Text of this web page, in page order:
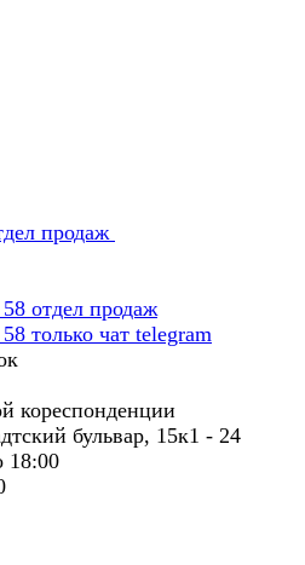
продаж
отдел продаж
только чат telegram
кореспонденции
бульвар, 15к1 - 24
18:00